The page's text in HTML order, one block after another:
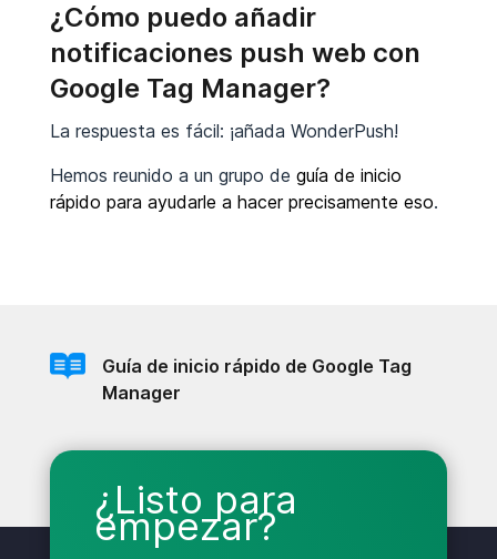
¿Cómo puedo añadir
notificaciones push web con
Google Tag Manager?
La respuesta es fácil: ¡añada WonderPush!
Hemos reunido a un grupo de guía de inicio
rápido para ayudarle a hacer precisamente eso.
Guía de inicio rápido de Google Tag
Manager
¿Listo para
empezar?